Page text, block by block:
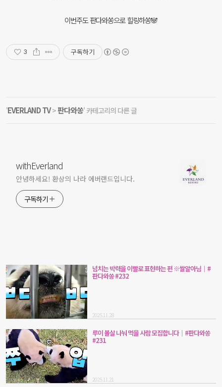
이번주도 판다와쏭으로 힐링하쏭🐼
3 구독하기
'EVERLAND TV>판다와쏭' 카테고리의 다른 글
withEverland
안녕하세요! 환상의 나라 에버랜드입니다.
구독하기
넘치는 박력을 이빨로 표현하는 편 ※쌀알아님｜#
판다와쏭 #232
2025.11.28
루이 볼살 나눠 먹을 사람 모집합니다｜#판다와쏭
#231
2025.11.21